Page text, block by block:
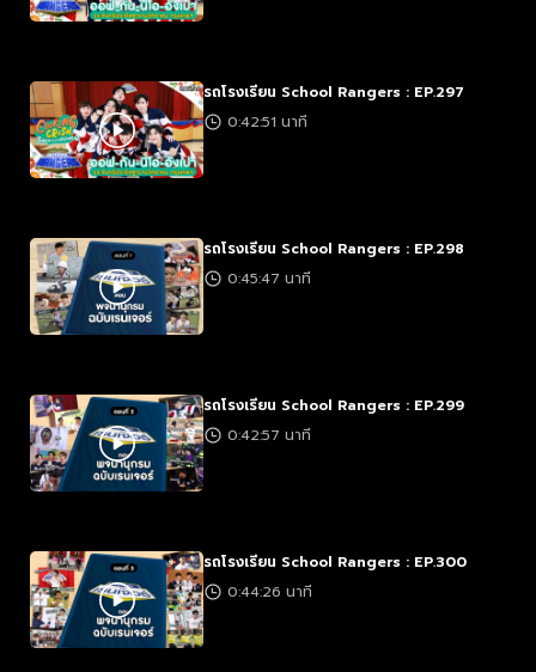
รถโรงเรียน School Rangers : EP.297
0:42:51 นาที
รถโรงเรียน School Rangers : EP.298
0:45:47 นาที
รถโรงเรียน School Rangers : EP.299
0:42:57 นาที
รถโรงเรียน School Rangers : EP.300
0:44:26 นาที